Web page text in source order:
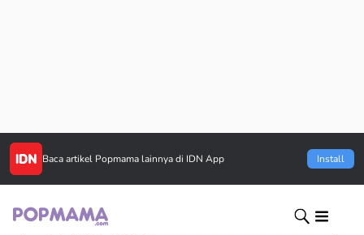
Baca artikel Popmama lainnya di IDN App Install